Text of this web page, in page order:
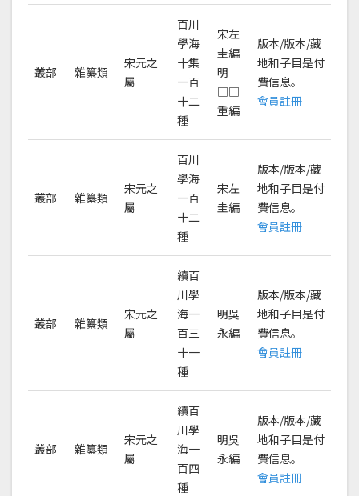
叢部 雜纂類
宋元之
屬
百川
學海
十集
一百
十二
種
宋左
圭編
明
□□
重編
版本/版本/藏
地和子目是付
費信息。
會員註冊
叢部 雜纂類
宋元之
屬
百川
學海
一百
十二
種
宋左
圭編
版本/版本/藏
地和子目是付
費信息。
會員註冊
叢部 雜纂類
宋元之
屬
續百
川學
海一
百三
十一
種
明吳
永編
版本/版本/藏
地和子目是付
費信息。
會員註冊
叢部 雜纂類
宋元之
屬
續百
川學
海一
百四
種
明吳
永編
版本/版本/藏
地和子目是付
費信息。
會員註冊